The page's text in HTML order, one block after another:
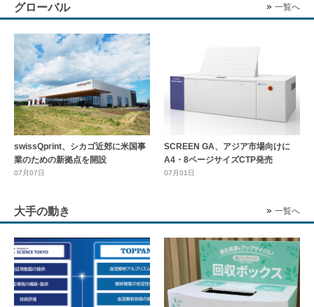
グローバル 一覧へ
swissQprint、シカゴ近郊に⽶国事
業のための新拠点を開設
07月07日
SCREEN GA、アジア市場向けに
A4・8ページサイズCTP発売
07月01日
大手の動き 一覧へ